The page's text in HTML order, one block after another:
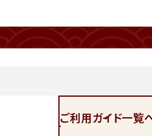
ご利用ガイド一覧